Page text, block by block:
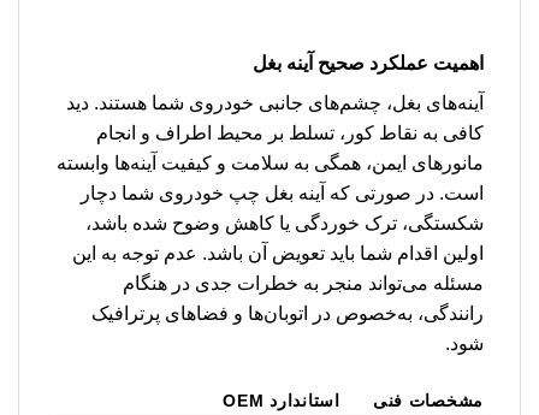
اهمیت عملکرد صحیح آینه بغل
آینه‌های بغل، چشم‌های جانبی خودروی شما هستند. دید
کافی به نقاط کور، تسلط بر محیط اطراف و انجام
مانورهای ایمن، همگی به سلامت و کیفیت آینه‌ها وابسته
است. در صورتی که آینه بغل چپ خودروی شما دچار
شکستگی، ترک خوردگی یا کاهش وضوح شده باشد،
اولین اقدام شما باید تعویض آن باشد. عدم توجه به این
مسئله می‌تواند منجر به خطرات جدی در هنگام
رانندگی، به‌خصوص در اتوبان‌ها و فضاهای پرترافیک
شود.
مشخصات فنی
استاندارد OEM